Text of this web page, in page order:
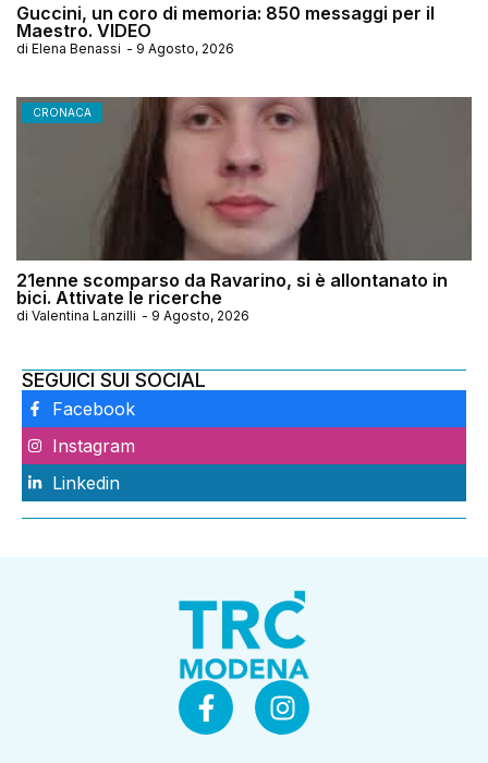
Guccini, un coro di memoria: 850 messaggi per il
Maestro. VIDEO
di Elena Benassi - 9 Agosto, 2026
CRONACA
21enne scomparso da Ravarino, si è allontanato in
bici. Attivate le ricerche
di Valentina Lanzilli - 9 Agosto, 2026
SEGUICI SUI SOCIAL
Facebook
Instagram
Linkedin